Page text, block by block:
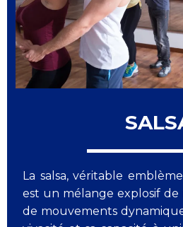
La salsa, véritable
est un mélange explosif
de mouvements